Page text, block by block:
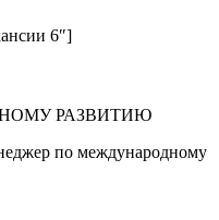
6″]
РАЗВИТИЮ
по международному